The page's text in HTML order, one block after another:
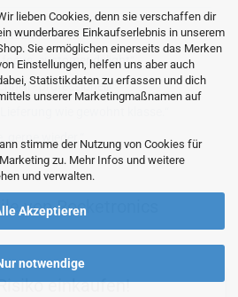
lieben Cookies, denn sie verschaffen dir
wunderbares Einkaufserlebnis in unserem
Sie ermöglichen einerseits das Merken
Einstellungen, helfen uns aber auch
Statistikdaten zu erfassen und dich
unserer Marketingmaßnamen auf
stimme der Nutzung von Cookies für
zu. Mehr Infos und weitere
und verwalten.
Akzeptieren
notwendige
zum fairen Preis.
customer delight
- professionell!
wie gewohnt klasse.
gerne wieder.
von Rocketronics
einkaufen!